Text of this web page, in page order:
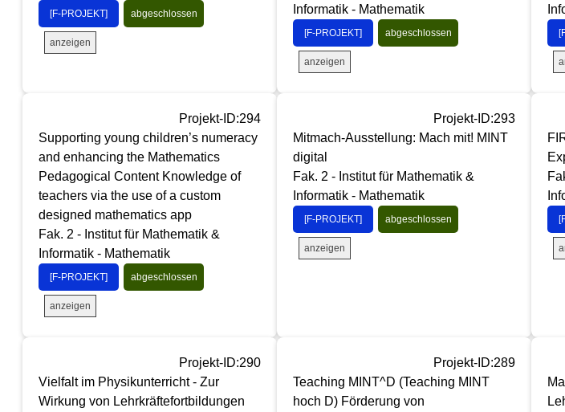
[F-PROJEKT] abgeschlossen
anzeigen
Informatik - Mathematik
[F-PROJEKT] abgeschlossen
anzeigen
Projekt-ID:294
Supporting young children’s numeracy
and enhancing the Mathematics
Pedagogical Content Knowledge of
teachers via the use of a custom
designed mathematics app
Fak. 2 - Institut für Mathematik &
Informatik - Mathematik
[F-PROJEKT] abgeschlossen
anzeigen
Projekt-ID:293
Mitmach-Ausstellung: Mach mit! MINT
digital
Fak. 2 - Institut für Mathematik &
Informatik - Mathematik
[F-PROJEKT] abgeschlossen
anzeigen
Projekt-ID:290
Vielfalt im Physikunterricht - Zur
Wirkung von Lehrkräftefortbildungen
Projekt-ID:289
Teaching MINT^D (Teaching MINT
hoch D) Förderung von